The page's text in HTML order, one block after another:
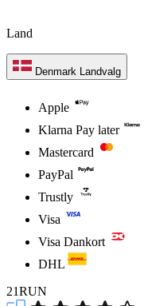
Land
Denmark Landvalg
Apple
Klarna Pay later
Mastercard
PayPal
Trustly
Visa
Visa Dankort
DHL
21RUN